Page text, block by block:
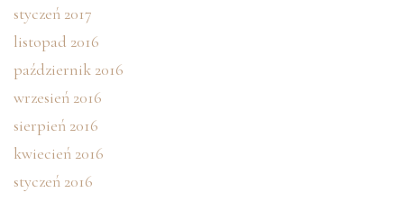
styczeń 2017
listopad 2016
październik 2016
wrzesień 2016
sierpień 2016
kwiecień 2016
styczeń 2016